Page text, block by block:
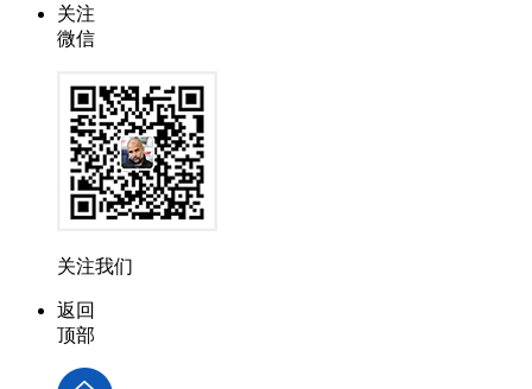
关注
微信
关注我们
返回
顶部